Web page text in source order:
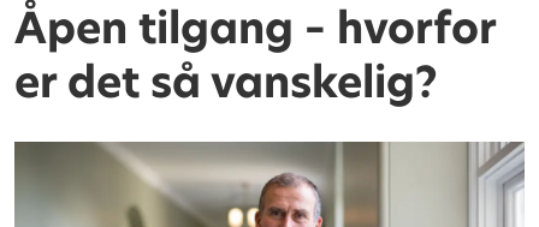
Åpen tilgang – hvorfor
er det så vanskelig?